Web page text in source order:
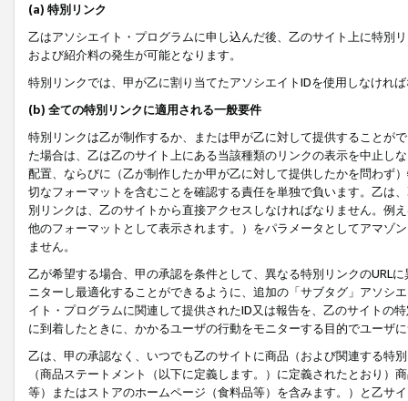
(a) 特別リンク
乙はアソシエイト・プログラムに申し込んだ後、乙のサイト上に特別
および紹介料の発生が可能となります。
特別リンクでは、甲が乙に割り当てたアソシエイトIDを使用しなけれ
(b) 全ての特別リンクに適用される一般要件
特別リンクは乙が制作するか、または甲が乙に対して提供することが
た場合は、乙は乙のサイト上にある当該種類のリンクの表示を中止し
配置、ならびに（乙が制作したか甲が乙に対して提供したかを問わず
切なフォーマットを含むことを確認する責任を単独で負います。乙は
別リンクは、乙のサイトから直接アクセスしなければなりません。例
他のフォーマットとして表示されます。）をパラメータとしてアマゾ
ません。
乙が希望する場合、甲の承認を条件として、異なる特別リンクのURL
ニターし最適化することができるように、追加の「サブタグ」アソシ
イト・プログラムに関連して提供されたID又は報告を、乙のサイトの
に到着したときに、かかるユーザの行動をモニターする目的でユーザ
乙は、甲の承認なく、いつでも乙のサイトに商品（および関連する特
（商品ステートメント（以下に定義します。）に定義されたとおり
等）またはストアのホームページ（食料品等）を含みます。）と乙サ